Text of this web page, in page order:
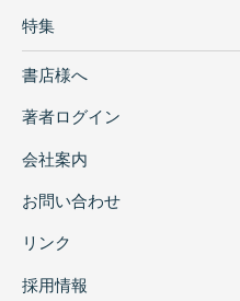
特集
書店様へ
著者ログイン
会社案内
お問い合わせ
リンク
採用情報